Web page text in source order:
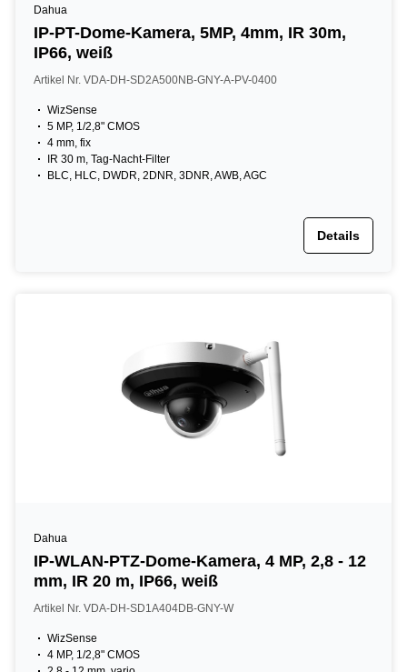
Dahua
IP-PT-Dome-Kamera, 5MP, 4mm, IR 30m,
IP66, weiß
Artikel Nr. VDA-DH-SD2A500NB-GNY-A-PV-0400
WizSense
5 MP, 1/2,8" CMOS
4 mm, fix
IR 30 m, Tag-Nacht-Filter
BLC, HLC, DWDR, 2DNR, 3DNR, AWB, AGC
Details
Dahua
IP-WLAN-PTZ-Dome-Kamera, 4 MP, 2,8 - 12
mm, IR 20 m, IP66, weiß
Artikel Nr. VDA-DH-SD1A404DB-GNY-W
WizSense
4 MP, 1/2,8" CMOS